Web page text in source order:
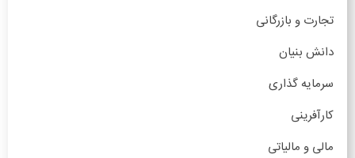
تجارت و بازرگانی
دانش بنیان
سرمایه گذاری
کارآفرینی
مالی و مالیاتی